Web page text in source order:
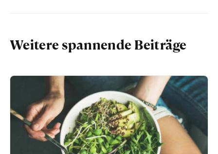
Weitere spannende Beiträge